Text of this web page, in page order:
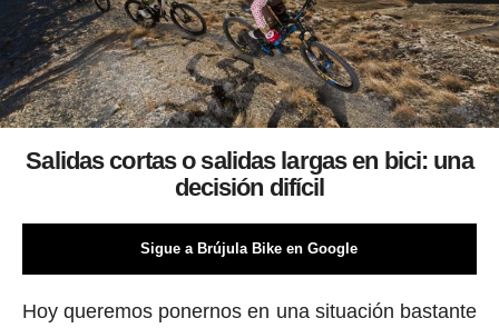
Salidas cortas o salidas largas en bici: una
decisión difícil
Sigue a Brújula Bike en Google
Hoy queremos ponernos en una situación bastante